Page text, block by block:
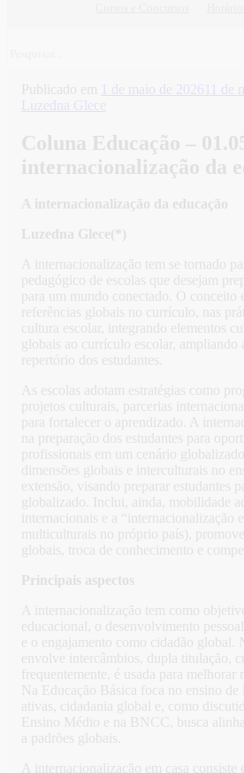
Publicado em 1 de maio de 2026 11 de
Luzedna Glece
Coluna Educação –
internacionalização da
A internacionalização da educação
Luzedna Glece(*)
A internacionalização tem se tornado
pedagógico de escolas que desejam
para um mundo conectado. O conceito
referências globais no currículo, nas
cultura escolar, integrando elementos
globais ao currículo escolar, ampliando
repertório dos estudantes.
As escolas adotam estratégias como
projetos culturais, parcerias
para fortalecer o aprendizado. A
na preparação dos estudantes para
profissionais em um cenário
dimensões globais e interculturais no
extensão, visando preparar estudantes
globalizado. Inclui, ainda, mobilidade
internacionais e a “internacionalização
multiculturais no próprio país),
globais, troca de conhecimento e
Principais aspectos
A internacionalização tem como
educacional, o desenvolvimento
e o engajamento como cidadão global.
envolve intercâmbios, dupla titulação,
frequentemente, é usada para
Na Educação Básica foca no ensino
ativas, cidadania global e, como
Ensino Médio e na BNCC, busca
a padrões globais.
A internacionalização em casa consiste